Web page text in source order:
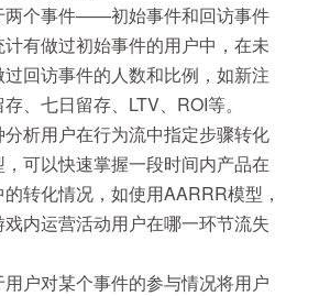
两个事件——初始事件和回访事件
有做过初始事件的用户中，在未
回访事件的人数和比例，如新注
、七日留存、LTV、ROI等。
分析用户在行为流中指定步骤转化
可以快速掌握一段时间内产品在
转化情况，如使用AARRR模型，
内运营活动用户在哪一环节流失
用户对某个事件的参与情况将用户